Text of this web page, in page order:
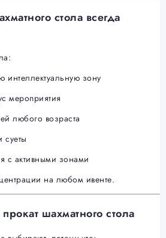
стола всегда
интеллектуальную зону
мероприятия
любого возраста
суеты
с активными зонами
на любом ивенте.
шахматного стола